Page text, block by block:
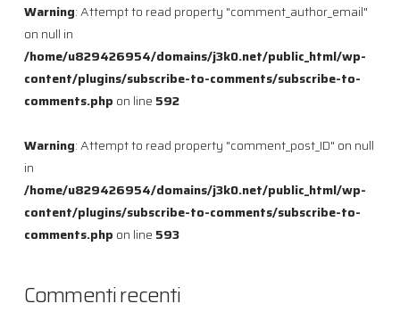
Warning: Attempt to read property "comment_author_email"
on null in
/home/u829426954/domains/j3k0.net/public_html/wp-
content/plugins/subscribe-to-comments/subscribe-to-
comments.php on line 592
Warning: Attempt to read property "comment_post_ID" on null
in
/home/u829426954/domains/j3k0.net/public_html/wp-
content/plugins/subscribe-to-comments/subscribe-to-
comments.php on line 593
Commenti recenti